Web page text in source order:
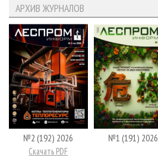
АРХИВ ЖУРНАЛОВ
№2 (192) 2026
Скачать PDF
№1 (191) 2026